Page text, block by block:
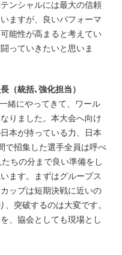
ンシャルには最大の信頼
ますが、良いパフォーマ
能性が高まると考えてい
っていきたいと思いま
（統括､強化担当）
緒にやってきて、ワール
りました。本大会へ向け
本が持っている力、日本
で招集した選手全員は呼べ
ちの分まで良い準備をし
ます。まずはグループス
ップは短期決戦に近いの
突破するのは大変です。
、協会としても現場とし